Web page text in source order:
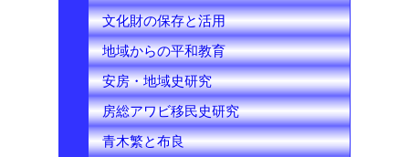
文化財の保存と活用
地域からの平和教育
安房・地域史研究
房総アワビ移民史研究
青木繁と布良